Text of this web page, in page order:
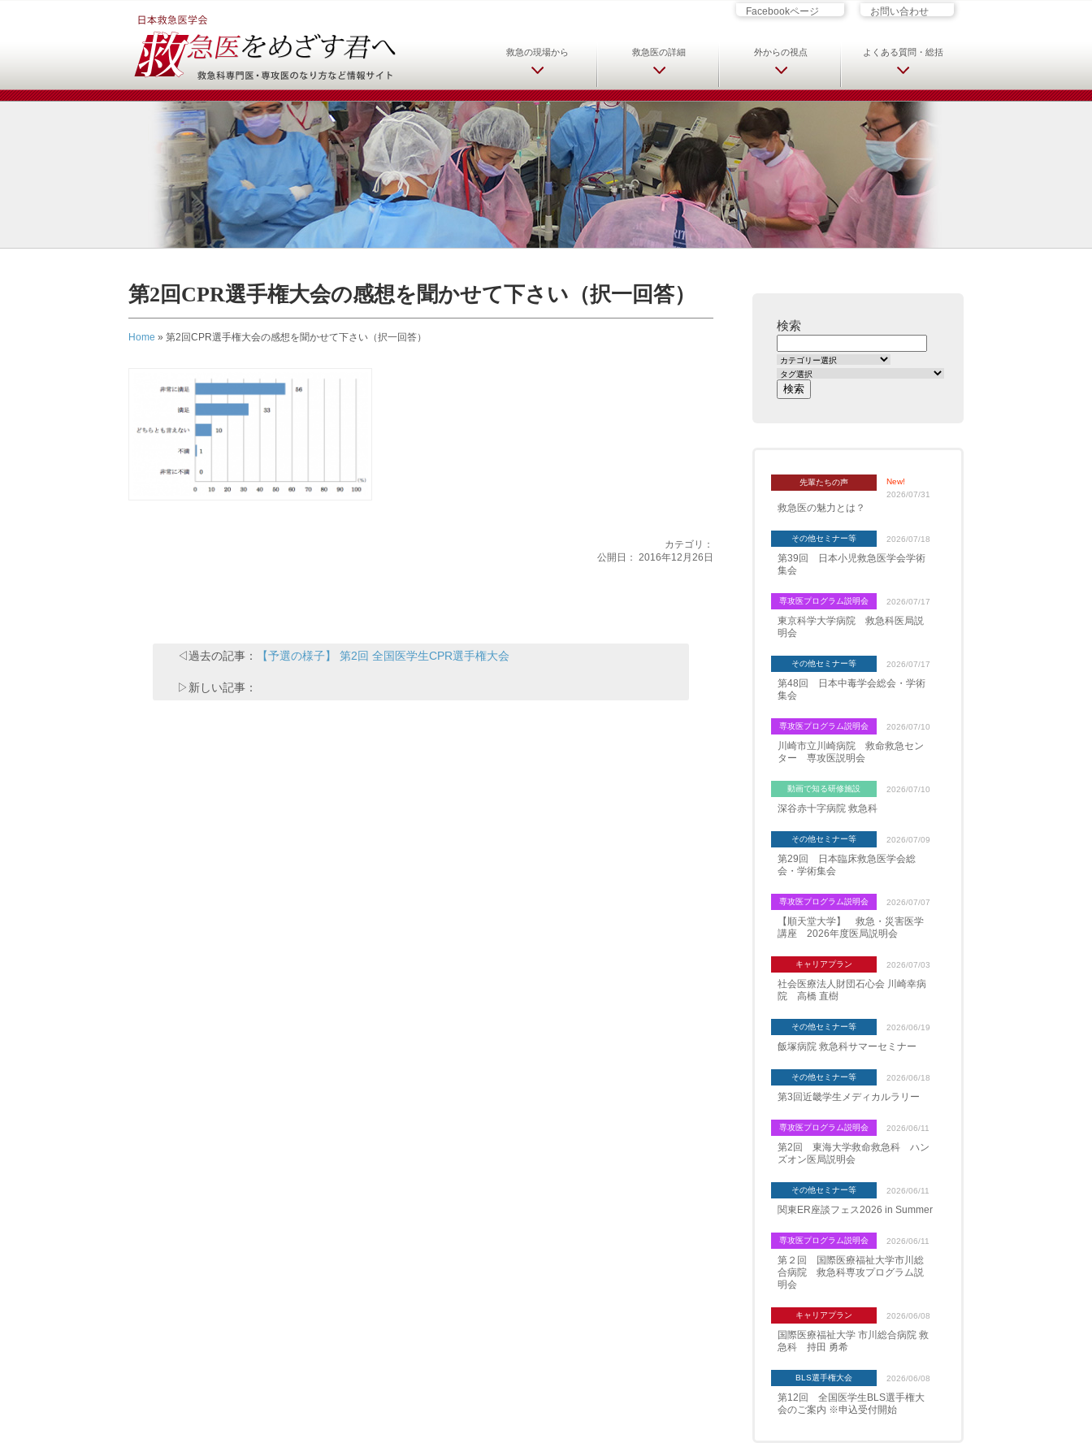
日本救急医学会 救急医をめざす君へ 救急科専門医・専攻医
Facebookページ お問い合わせ
救急の現場から 救急医の詳細 外からの視点 よくある質問・総括
第2回CPR選手権大会の感想を聞かせて下さい（択一回答）
Home » 第2回CPR選手権大会の感想を聞かせて下さい（択一回答）
カテゴリ：
公開日： 2016年12月26日
◁過去の記事： 【予選の様子】 第2回 全国医学生CPR選手権大会
▷新しい記事：
検索
先輩たちの声
New!
2026/07/31
救急医の魅力とは？
その他セミナー等 2026/07/18
第39回 日本小児救急医学会学術
集会
専攻医プログラム説明会 2026/07/17
東京科学大学病院 救急科医局説
明会
その他セミナー等 2026/07/17
第48回 日本中毒学会総会・学術
集会
専攻医プログラム説明会 2026/07/10
川崎市立川崎病院 救命救急セン
ター 専攻医説明会
動画で知る研修施設 2026/07/10
深谷赤十字病院 救急科
その他セミナー等 2026/07/09
第29回 日本臨床救急医学会総
会・学術集会
専攻医プログラム説明会 2026/07/07
【順天堂大学】 救急・災害医学
講座 2026年度医局説明会
キャリアプラン 2026/07/03
社会医療法人財団石心会 川崎幸病
院 高橋 直樹
その他セミナー等 2026/06/19
飯塚病院 救急科サマーセミナー
その他セミナー等 2026/06/18
第3回近畿学生メディカルラリー
専攻医プログラム説明会 2026/06/11
第2回 東海大学救命救急科 ハン
ズオン医局説明会
その他セミナー等 2026/06/11
関東ER座談フェス2026 in Summer
専攻医プログラム説明会 2026/06/11
第２回 国際医療福祉大学市川総
合病院 救急科専攻プログラム説
明会
キャリアプラン 2026/06/08
国際医療福祉大学 市川総合病院 救
急科 持田 勇希
BLS選手権大会 2026/06/08
第12回 全国医学生BLS選手権大
会のご案内 ※申込受付開始